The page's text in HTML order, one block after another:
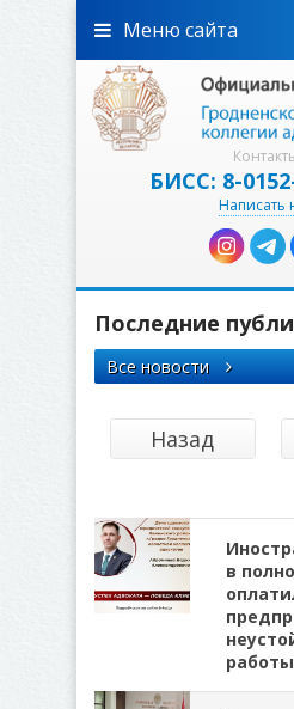
БИСС: 8-
Написать
Меню сайта
Последние
Все новости
Назад
в